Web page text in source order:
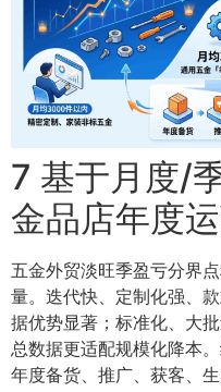
7 基于月度/
金品店年度
五金外贸淡旺季盈亏分界
量。迭代快、定制化强、
据优势显著；标准化、大
总数据更适配规模化降本
年度备货、推广、获客、生